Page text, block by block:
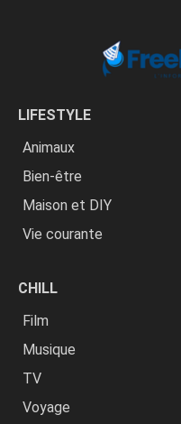
LIFESTYLE
Animaux
Bien-être
Maison et DIY
Vie courante
CHILL
Film
Musique
TV
Voyage